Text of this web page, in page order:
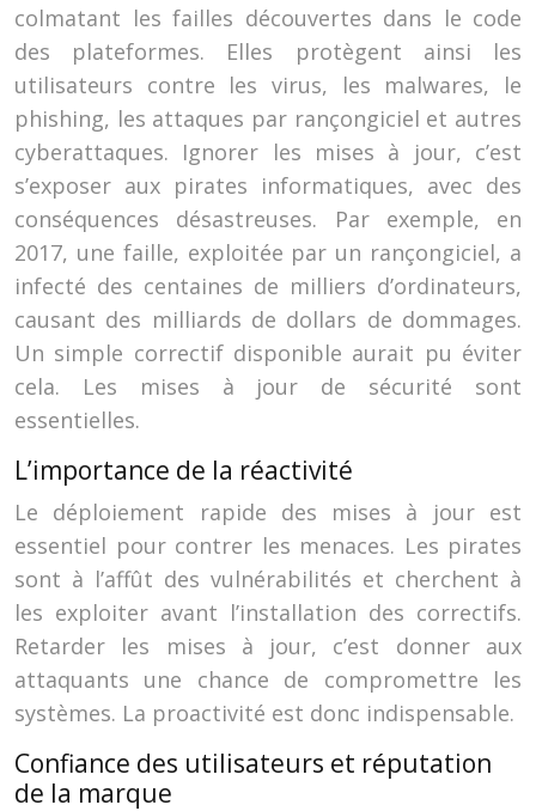
colmatant les failles découvertes dans le code
des plateformes. Elles protègent ainsi les
utilisateurs contre les virus, les malwares, le
phishing, les attaques par rançongiciel et autres
cyberattaques. Ignorer les mises à jour, c’est
s’exposer aux pirates informatiques, avec des
conséquences désastreuses. Par exemple, en
2017, une faille, exploitée par un rançongiciel, a
infecté des centaines de milliers d’ordinateurs,
causant des milliards de dollars de dommages.
Un simple correctif disponible aurait pu éviter
cela. Les mises à jour de sécurité sont
essentielles.
L’importance de la réactivité
Le déploiement rapide des mises à jour est
essentiel pour contrer les menaces. Les pirates
sont à l’affût des vulnérabilités et cherchent à
les exploiter avant l’installation des correctifs.
Retarder les mises à jour, c’est donner aux
attaquants une chance de compromettre les
systèmes. La proactivité est donc indispensable.
Confiance des utilisateurs et réputation
de la marque